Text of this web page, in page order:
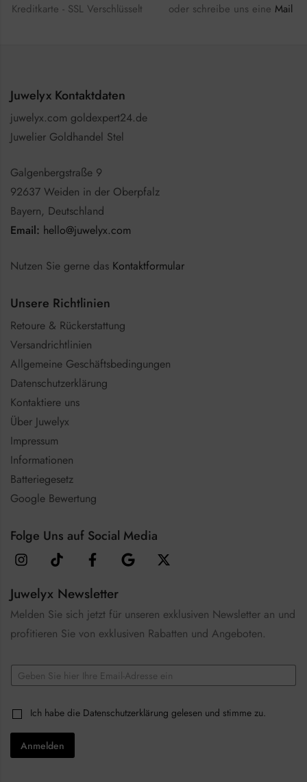
Kreditkarte - SSL Verschlüsselt
oder schreibe uns eine Mail
Juwelyx Kontaktdaten
juwelyx.com goldexpert24.de
Juwelier Goldhandel Stel
Galgenbergstraße 9
92637 Weiden in der Oberpfalz
Bayern, Deutschland
Email: hello@juwelyx.com
Nutzen Sie gerne das Kontaktformular
Unsere Richtlinien
Retoure & Rückerstattung
Versandrichtlinien
Allgemeine Geschäftsbedingungen
Datenschutzerklärung
Kontaktiere uns
Über Juwelyx
Impressum
Informationen
Batteriegesetz
Google Bewertung
Folge Uns auf Social Media
Juwelyx Newsletter
Melden Sie sich jetzt für unseren exklusiven Newsletter an und
profitieren Sie von exklusiven Rabatten und Angeboten.
e
k
b
o
e
E
m
lC
h
e
k
Ich habe die Datenschutzerklärung gelesen und stimme zu.
Anmelden